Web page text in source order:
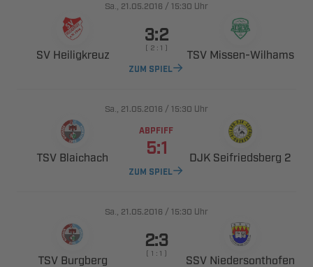
.,  /  Uhr
 

      ​
ZUM SPIEL
.,  /  Uhr
 
ABPFIFF

  
ZUM SPIEL
.,  /  Uhr
 

      